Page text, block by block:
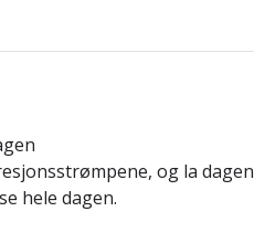
og la dagen
hele dagen.